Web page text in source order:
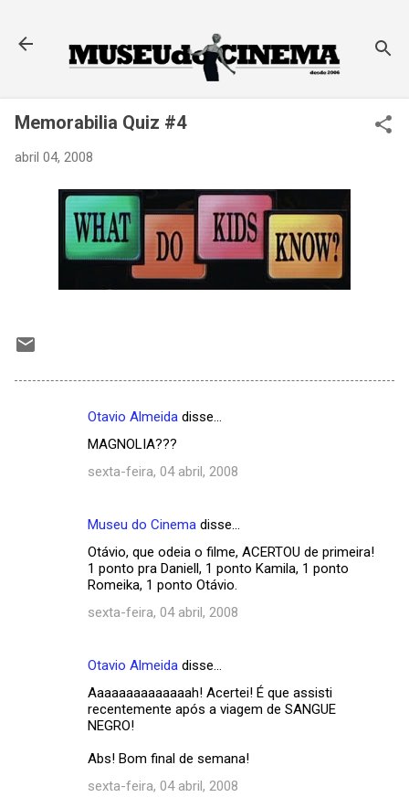
Memorabilia Quiz #4
abril 04, 2008
Otavio Almeida disse…
MAGNOLIA???
sexta-feira, 04 abril, 2008
Museu do Cinema disse…
Otávio, que odeia o filme, ACERTOU de primeira!
1 ponto pra Daniell, 1 ponto Kamila, 1 ponto
Romeika, 1 ponto Otávio.
sexta-feira, 04 abril, 2008
Otavio Almeida disse…
Aaaaaaaaaaaaaah! Acertei! É que assisti
recentemente após a viagem de SANGUE
NEGRO!
Abs! Bom final de semana!
sexta-feira, 04 abril, 2008